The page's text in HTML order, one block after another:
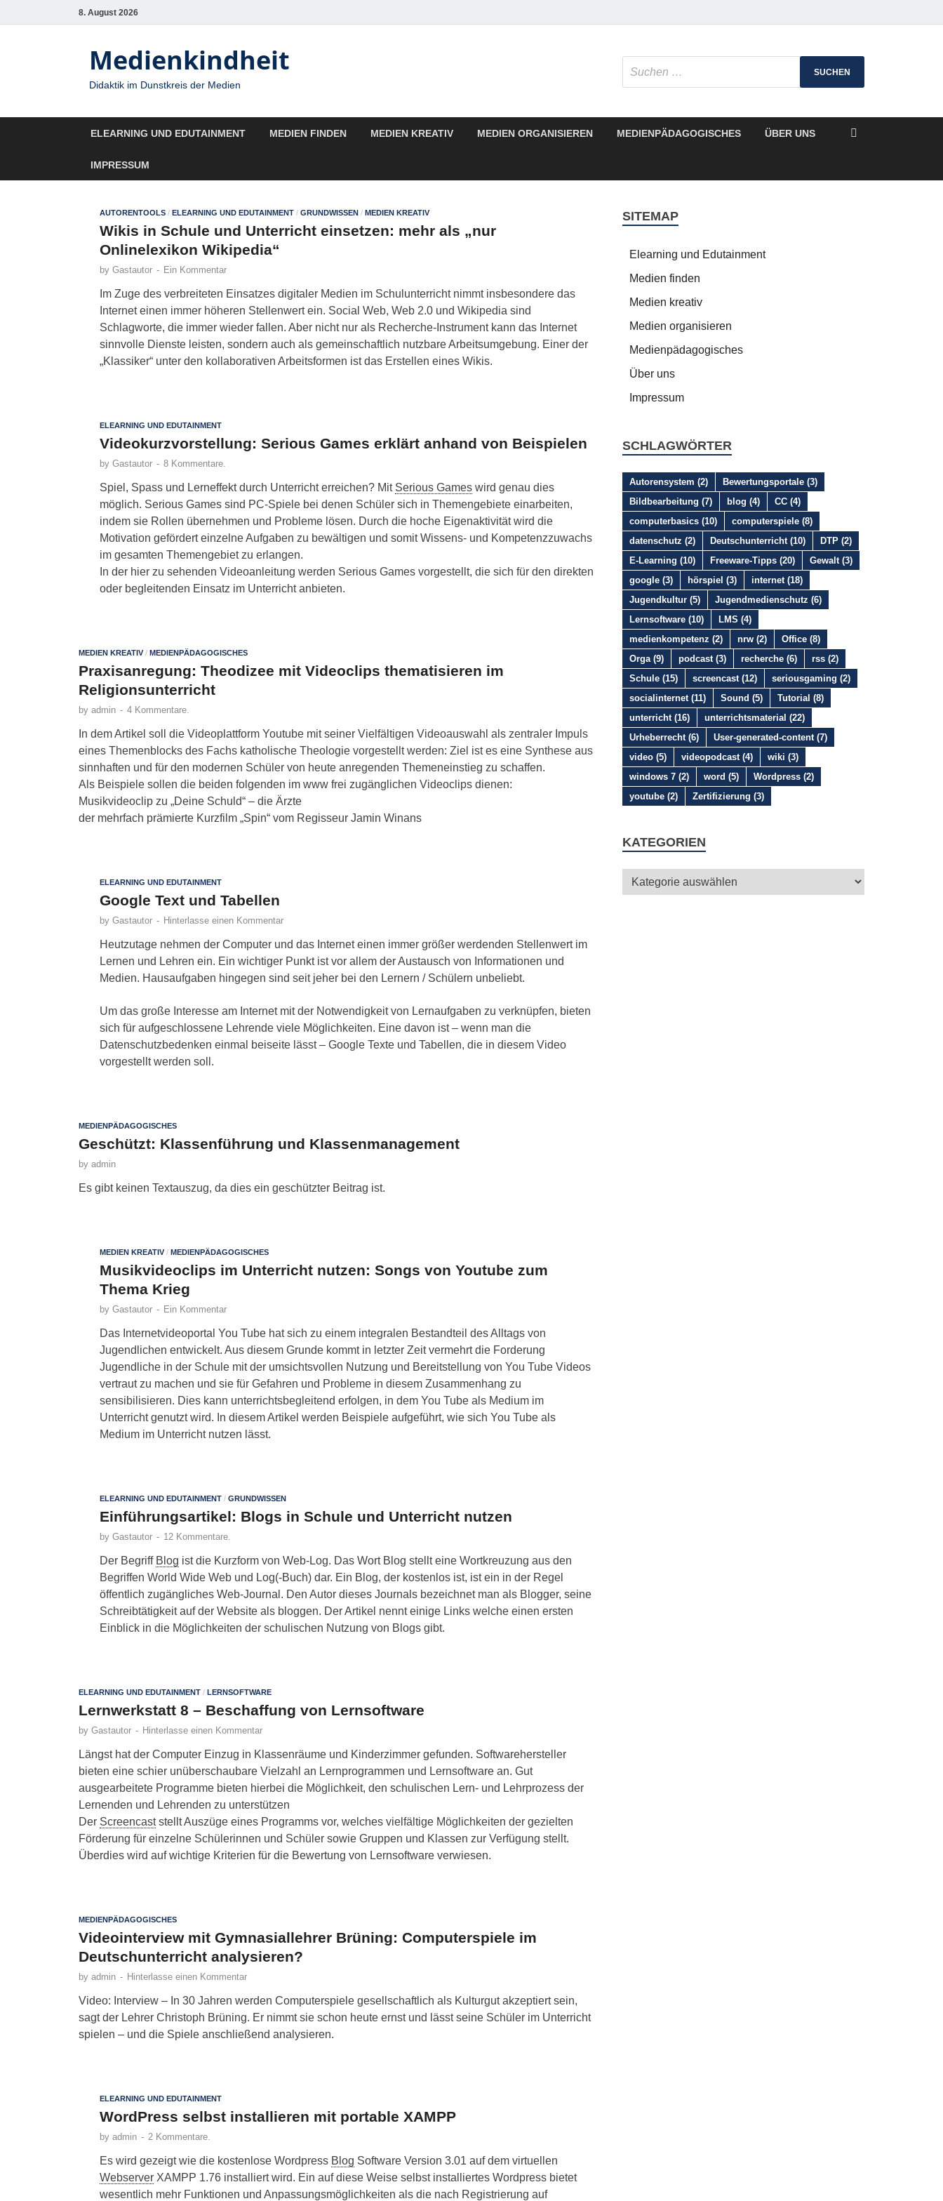
8. August 2026
Medienkindheit
Didaktik im Dunstkreis der Medien
ELEARNING UND EDUTAINMENT MEDIEN FINDEN MEDIEN KREATIV MEDIEN ORGANISIEREN MEDIENPÄDAGOGISCHES ÜBER UNS
IMPRESSUM
AUTORENTOOLS / ELEARNING UND EDUTAINMENT / GRUNDWISSEN / MEDIEN KREATIV
Wikis in Schule und Unterricht einsetzen: mehr als „nur
Onlinelexikon Wikipedia“
by Gastautor - Ein Kommentar
Im Zuge des verbreiteten Einsatzes digitaler Medien im Schulunterricht nimmt insbesondere das
Internet einen immer höheren Stellenwert ein. Social Web, Web 2.0 und Wikipedia sind
Schlagworte, die immer wieder fallen. Aber nicht nur als Recherche-Instrument kann das Internet
sinnvolle Dienste leisten, sondern auch als gemeinschaftlich nutzbare Arbeitsumgebung. Einer der
„Klassiker“ unter den kollaborativen Arbeitsformen ist das Erstellen eines Wikis.
ELEARNING UND EDUTAINMENT
Videokurzvorstellung: Serious Games erklärt anhand von Beispielen
by Gastautor - 8 Kommentare.
Spiel, Spass und Lerneffekt durch Unterricht erreichen? Mit Serious Games wird genau dies
möglich. Serious Games sind PC-Spiele bei denen Schüler sich in Themengebiete einarbeiten,
indem sie Rollen übernehmen und Probleme lösen. Durch die hoche Eigenaktivität wird die
Motivation gefördert einzelne Aufgaben zu bewältigen und somit Wissens- und Kompetenzzuwachs
im gesamten Themengebiet zu erlangen.
In der hier zu sehenden Videoanleitung werden Serious Games vorgestellt, die sich für den direkten
oder begleitenden Einsatz im Unterricht anbieten.
MEDIEN KREATIV / MEDIENPÄDAGOGISCHES
Praxisanregung: Theodizee mit Videoclips thematisieren im
Religionsunterricht
by admin - 4 Kommentare.
In dem Artikel soll die Videoplattform Youtube mit seiner Vielfältigen Videoauswahl als zentraler Impuls
eines Themenblocks des Fachs katholische Theologie vorgestellt werden: Ziel ist es eine Synthese aus
sinnhaften und für den modernen Schüler von heute anregenden Themeneinstieg zu schaffen.
Als Beispiele sollen die beiden folgenden im www frei zugänglichen Videoclips dienen:
Musikvideoclip zu „Deine Schuld“ – die Ärzte
der mehrfach prämierte Kurzfilm „Spin“ vom Regisseur Jamin Winans
ELEARNING UND EDUTAINMENT
Google Text und Tabellen
by Gastautor - Hinterlasse einen Kommentar
Heutzutage nehmen der Computer und das Internet einen immer größer werdenden Stellenwert im
Lernen und Lehren ein. Ein wichtiger Punkt ist vor allem der Austausch von Informationen und
Medien. Hausaufgaben hingegen sind seit jeher bei den Lernern / Schülern unbeliebt.
Um das große Interesse am Internet mit der Notwendigkeit von Lernaufgaben zu verknüpfen, bieten
sich für aufgeschlossene Lehrende viele Möglichkeiten. Eine davon ist – wenn man die
Datenschutzbedenken einmal beiseite lässt – Google Texte und Tabellen, die in diesem Video
vorgestellt werden soll.
MEDIENPÄDAGOGISCHES
Geschützt: Klassenführung und Klassenmanagement
by admin
Es gibt keinen Textauszug, da dies ein geschützter Beitrag ist.
MEDIEN KREATIV / MEDIENPÄDAGOGISCHES
Musikvideoclips im Unterricht nutzen: Songs von Youtube zum
Thema Krieg
by Gastautor - Ein Kommentar
Das Internetvideoportal You Tube hat sich zu einem integralen Bestandteil des Alltags von
Jugendlichen entwickelt. Aus diesem Grunde kommt in letzter Zeit vermehrt die Forderung
Jugendliche in der Schule mit der umsichtsvollen Nutzung und Bereitstellung von You Tube Videos
vertraut zu machen und sie für Gefahren und Probleme in diesem Zusammenhang zu
sensibilisieren. Dies kann unterrichtsbegleitend erfolgen, in dem You Tube als Medium im
Unterricht genutzt wird. In diesem Artikel werden Beispiele aufgeführt, wie sich You Tube als
Medium im Unterricht nutzen lässt.
ELEARNING UND EDUTAINMENT / GRUNDWISSEN
Einführungsartikel: Blogs in Schule und Unterricht nutzen
by Gastautor - 12 Kommentare.
Der Begriff Blog ist die Kurzform von Web-Log. Das Wort Blog stellt eine Wortkreuzung aus den
Begriffen World Wide Web und Log(-Buch) dar. Ein Blog, der kostenlos ist, ist ein in der Regel
öffentlich zugängliches Web-Journal. Den Autor dieses Journals bezeichnet man als Blogger, seine
Schreibtätigkeit auf der Website als bloggen. Der Artikel nennt einige Links welche einen ersten
Einblick in die Möglichkeiten der schulischen Nutzung von Blogs gibt.
ELEARNING UND EDUTAINMENT / LERNSOFTWARE
Lernwerkstatt 8 – Beschaffung von Lernsoftware
by Gastautor - Hinterlasse einen Kommentar
Längst hat der Computer Einzug in Klassenräume und Kinderzimmer gefunden. Softwarehersteller
bieten eine schier unüberschaubare Vielzahl an Lernprogrammen und Lernsoftware an. Gut
ausgearbeitete Programme bieten hierbei die Möglichkeit, den schulischen Lern- und Lehrprozess der
Lernenden und Lehrenden zu unterstützen
Der Screencaststellt Auszüge eines Programms vor, welches vielfältige Möglichkeiten der gezielten
Förderung für einzelne Schülerinnen und Schüler sowie Gruppen und Klassen zur Verfügung stellt.
Überdies wird auf wichtige Kriterien für die Bewertung von Lernsoftware verwiesen.
MEDIENPÄDAGOGISCHES
Videointerview mit Gymnasiallehrer Brüning: Computerspiele im
Deutschunterricht analysieren?
by admin - Hinterlasse einen Kommentar
Video: Interview – In 30 Jahren werden Computerspiele gesellschaftlich als Kulturgut akzeptiert sein,
sagt der Lehrer Christoph Brüning. Er nimmt sie schon heute ernst und lässt seine Schüler im Unterricht
spielen – und die Spiele anschließend analysieren.
ELEARNING UND EDUTAINMENT
WordPress selbst installieren mit portable XAMPP
by admin - 2 Kommentare.
Es wird gezeigt wie die kostenlose Wordpress Blog Software Version 3.01 auf dem virtuellen
Webserver XAMPP 1.76 installiert wird. Ein auf diese Weise selbst installiertes Wordpress bietet
wesentlich mehr Funktionen und Anpassungsmöglichkeiten als die nach Registrierung auf
SITEMAP
Elearning und Edutainment
Medien finden
Medien kreativ
Medien organisieren
Medienpädagogisches
Über uns
Impressum
SCHLAGWÖRTER
Autorensystem (2) Bewertungsportale (3)
Bildbearbeitung (7) blog (4) CC (4)
computerbasics (10) computerspiele (8)
datenschutz (2) Deutschunterricht(10) DTP (2)
E-Learning (10) Freeware-Tipps (20) Gewalt(3)
google (3) hörspiel (3) internet(18)
Jugendkultur (5) Jugendmedienschutz (6)
Lernsoftware (10) LMS (4)
medienkompetenz (2) nrw (2) Office (8)
Orga(9) podcast(3) recherche (6) rss (2)
Schule (15) screencast(12) seriousgaming (2)
socialinternet(11) Sound (5) Tutorial (8)
unterricht(16) unterrichtsmaterial (22)
Urheberrecht(6) User-generated-content(7)
video (5) videopodcast(4) wiki (3)
windows 7 (2) word (5) Wordpress (2)
youtube (2) Zertifizierung (3)
KATEGORIEN